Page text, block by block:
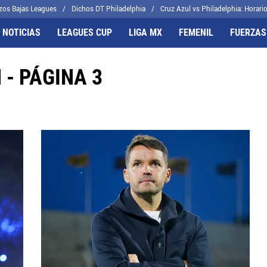
Bajas Leagues Dichos DT Philadelphia Cruz Azul vs Philadelphia: Horario
LEAGUES CUP LIGA MX FEMENIL
CELESTES
- PÁGINA 3